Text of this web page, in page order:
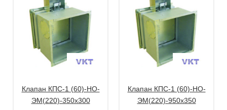
Клапан КПС-1 (60)-НО-
ЭМ(220)-350х300
Клапан КПС-1 (60)-НО-
ЭМ(220)-950х350